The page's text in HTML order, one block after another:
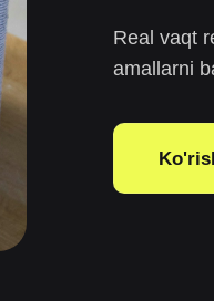
Real vaqt
amallarni